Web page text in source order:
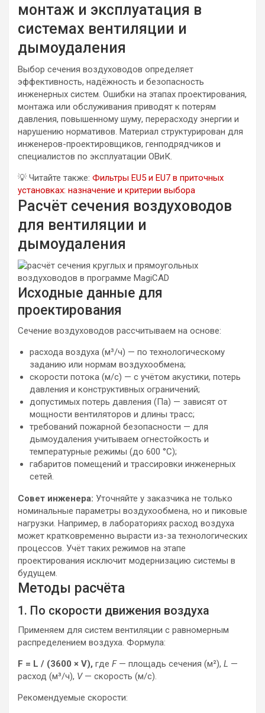
монтаж и эксплуатация в
системах вентиляции и
дымоудаления
Выбор сечения воздуховодов определяет
эффективность, надёжность и безопасность
инженерных систем. Ошибки на этапах проектирования,
монтажа или обслуживания приводят к потерям
давления, повышенному шуму, перерасходу энергии и
нарушению нормативов. Материал структурирован для
инженеров-проектировщиков, генподрядчиков и
специалистов по эксплуатации ОВиК.
💡 Читайте также: Фильтры EU5 и EU7 в приточных
установках: назначение и критерии выбора
Расчёт сечения воздуховодов
для вентиляции и
дымоудаления
Исходные данные для
проектирования
Сечение воздуховодов рассчитываем на основе:
расхода воздуха (м³/ч) — по технологическому
заданию или нормам воздухообмена;
скорости потока (м/с) — с учётом акустики, потерь
давления и конструктивных ограничений;
допустимых потерь давления (Па) — зависят от
мощности вентиляторов и длины трасс;
требований пожарной безопасности — для
дымоудаления учитываем огнестойкость и
температурные режимы (до 600 °C);
габаритов помещений и трассировки инженерных
сетей.
Совет инженера: Уточняйте у заказчика не только
номинальные параметры воздухообмена, но и пиковые
нагрузки. Например, в лабораториях расход воздуха
может кратковременно вырасти из-за технологических
процессов. Учёт таких режимов на этапе
проектирования исключит модернизацию системы в
будущем.
Методы расчёта
1. По скорости движения воздуха
Применяем для систем вентиляции с равномерным
распределением воздуха. Формула:
F = L / (3600 × V), где F— площадь сечения (м²), L —
расход (м³/ч), V— скорость (м/с).
Рекомендуемые скорости: